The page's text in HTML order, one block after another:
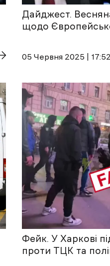
Дайджест.
щодо
05 Червня 2025 | 17:52
Фейк. У Харкові
проти ТЦК та